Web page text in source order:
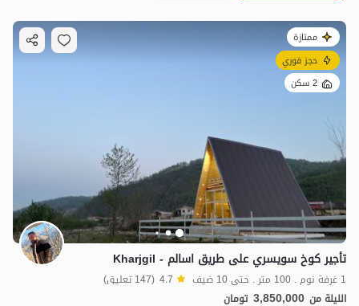
ممتازة
حجز فوري
2 سكن
تأجير كوخ سويسري على طريق اسالم - Kharjgil
1 غرفة نوم . 100 متر . حتى 10 ضيف 4.7 (147 تعليق)
الليلة من 3,850,000 تومان